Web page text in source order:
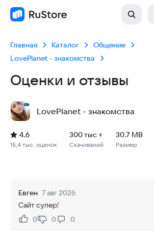
Главная Каталог
Общение
LovePlanet - знакомства
Оценки и отзывы
LovePlanet - знакомства
Рейтинг: 4,6, 15,4 тыс.
Скачиваний: 300 тыс +
Размер файла: 30.7 MB
Возрастное ограничение:
15,4 тыс. оценок
4,6
Скачиваний
300 тыс +
Размер
30.7 MB
Евген 7 авг 2026
Сайт супер!
Нравится:
0Не нравится:
0 0